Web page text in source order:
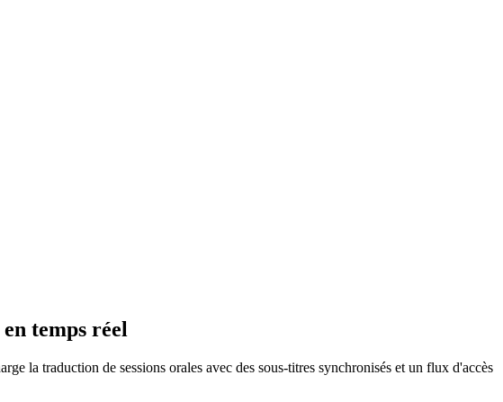
temps réel
la traduction de sessions orales avec des sous-titres synchronisés et un flux d'accès